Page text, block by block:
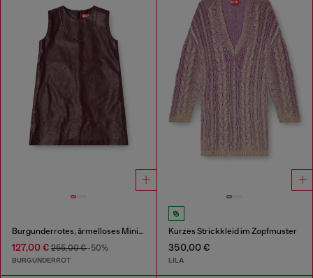
Burgunderrotes, ärmelloses Minikleid aus beschichtetem Stoff
127,00 € 255,00 €-50%
BURGUNDERROT
Kurzes Strickkleid im Zopfmuster
350,00 €
LILA